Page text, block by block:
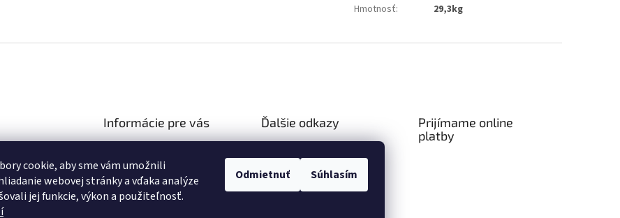
cookie, aby sme vám umožnili
webovej stránky a vďaka analýze
jej funkcie, výkon a použiteľnosť.
Odmietnuť Súhlasím
Hmotnosť: 29,3kg
106 751
hifi
Informácie pre vás
Obchodné podmienky
Podmienky ochrany osobných
údajov
Ďalšie odkazy
Doprava a platba
Prijímame online
platby